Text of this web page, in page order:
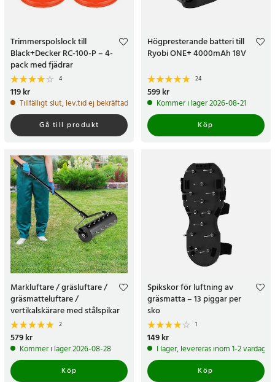
Trimmerspolslock till
Black+Decker RC-100-P – 4-
pack med fjädrar
4
Pris:119 kr
119 kr
Tillfälligt slut, lev.tid ej bekräftad
Gå till produkt
Högpresterande batteri till
Ryobi ONE+ 4000mAh 18V
24
Pris:599 kr
599 kr
Kommer i lager 2026-08-21
Köp
Markluftare / gräsluftare /
gräsmatteluftare /
vertikalskärare med stålspikar
och fyllbar trumma
2
Pris:579 kr
579 kr
Kommer i lager 2026-08-28
Köp
Spikskor för luftning av
gräsmatta – 13 piggar per
sko
1
Pris:149 kr
149 kr
I lager, levereras inom 1-2 vardagar
Köp